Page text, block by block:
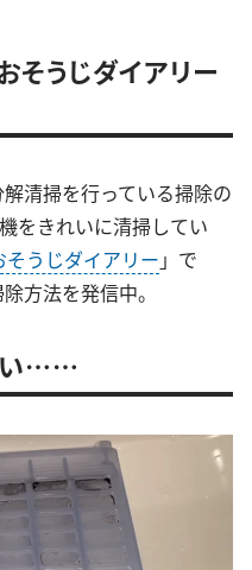
うじダイアリー
清掃を行っている掃除の
をきれいに清掃してい
そうじダイアリー 」で
方法を発信中。
い……